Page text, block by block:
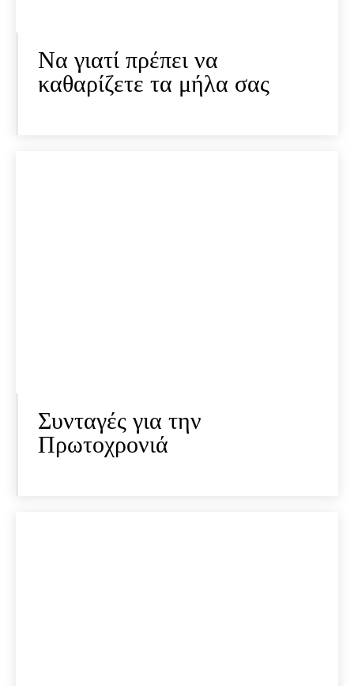
Να γιατί πρέπει να
καθαρίζετε τα μήλα σας
Συνταγές για την
Πρωτοχρονιά